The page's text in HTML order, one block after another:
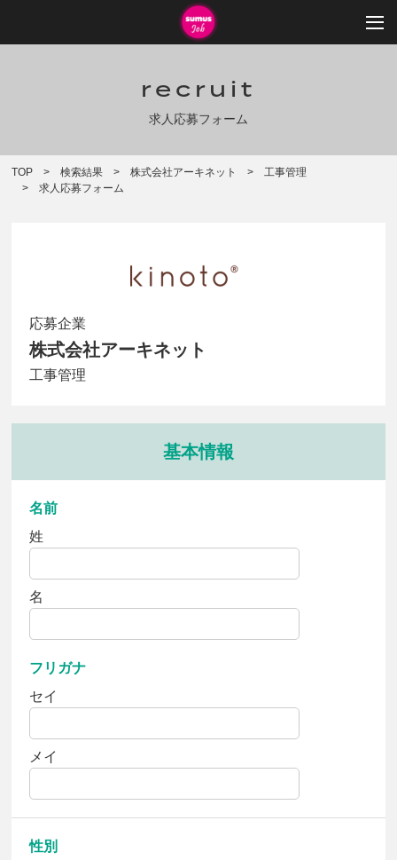
recruit
求人応募フォーム
TOP 検索結果 株式会社アーキネット
工事管理
求人応募フォーム
応募企業
株式会社アーキネット
工事管理
基本情報
名前
姓
名
フリガナ
セイ
メイ
性別